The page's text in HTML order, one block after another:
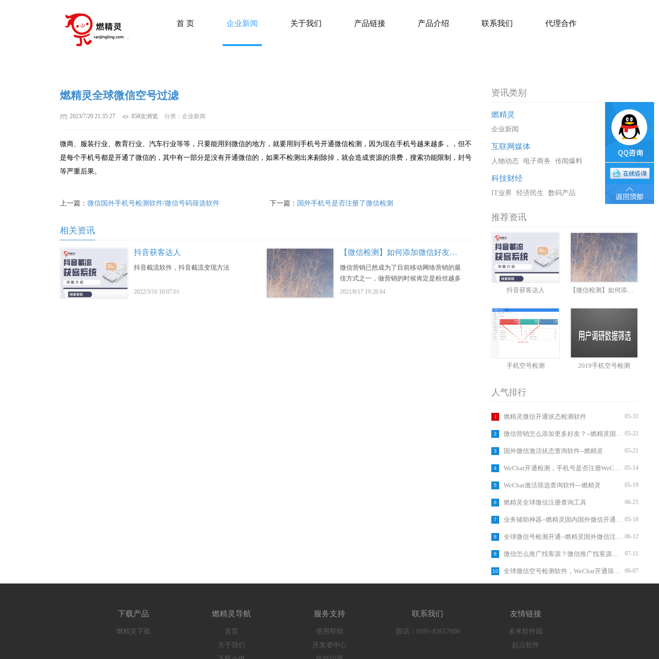
首 页 企业新闻 关于我们 产品链接 产品介绍 联系我们 代理合作
资讯类别
燃精灵
企业新闻
互联网媒体
人物动态 电子商务 传闻爆料
科技财经
IT业界 经济民生 数码产品
推荐资讯
抖音获客达人 【微信检测】如何添加微信好友？如何筛选手机号码？
手机空号检测 2019手机空号检测
人气排行
05-31
1 燃精灵微信开通状态检测软件
05-22
2 微信营销怎么添加更多好友？--燃精灵国内外微信注册检测软件
05-21
3 国外微信激活状态查询软件--燃精灵
05-14
4 WeChat开通检测，手机号是否注册WeChat,软件查询
05-19
5 WeChat激活筛选查询软件---燃精灵
06-25
6 燃精灵全球微信注册查询工具
05-18
7 业务辅助神器--燃精灵国内国外微信开通检测平台
06-12
8 全球微信号检测开通--燃精灵国外微信注册检测软件
07-11
9 微信怎么推广找客源？微信推广找客源方法
06-07
10 全球微信空号检测软件，WeChat开通筛选工具
燃精灵全球微信空号过滤
2023/7/29 21:35:27 858次浏览 分类：企业新闻
微商、服装行业、教育行业、汽车行业等等，只要能用到微信的地方，就要用到手机号开通微信检测，因为现在手机号越来越多，，但不
是每个手机号都是开通了微信的，其中有一部分是没有开通微信的，如果不检测出来剔除掉，就会造成资源的浪费，搜索功能限制，封号
等严重后果。
上一篇： 微信国外手机号检测软件/微信号码筛选软件 下一篇： 国外手机号是否注册了微信检测
相关资讯
抖音获客达人
抖音截流软件，抖音截流变现方法
2022/3/16 10:07:01
【微信检测】如何添加微信好友？如何筛选手机号码？
微信营销已然成为了目前移动网络营销的最
佳方式之一，做营销的时候肯定是粉丝越多
越好，目前很多公司做微信营销，都通过手
2021/8/17 19:28:04
下载产品
燃精灵下载
燃精灵导航
首页
关于我们
服务支持
使用帮助
开发者中心
联系我们
固话：0591-83617000
友情链接
未来软件园
起点软件